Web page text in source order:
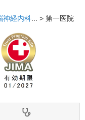
神経内科 ... > 第一医院